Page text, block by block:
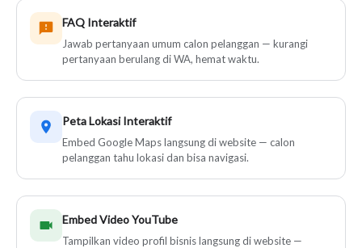
FAQ Interaktif
Jawab pertanyaan umum calon pelanggan — kurangi
pertanyaan berulang di WA, hemat waktu.
Peta Lokasi Interaktif
Embed Google Maps langsung di website — calon
pelanggan tahu lokasi dan bisa navigasi.
Embed Video YouTube
Tampilkan video profil bisnis langsung di website —